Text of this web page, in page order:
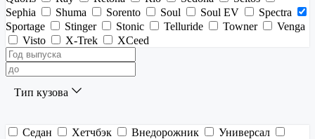
Sephia
Shuma Sorento Soul Soul EV
Spectra
Sportage
Stinger Stonic Telluride Towner
Venga
Visto
X-Trek XCeed
Тип кузова
Седан Хетчбэк Внедорожник
Универсал